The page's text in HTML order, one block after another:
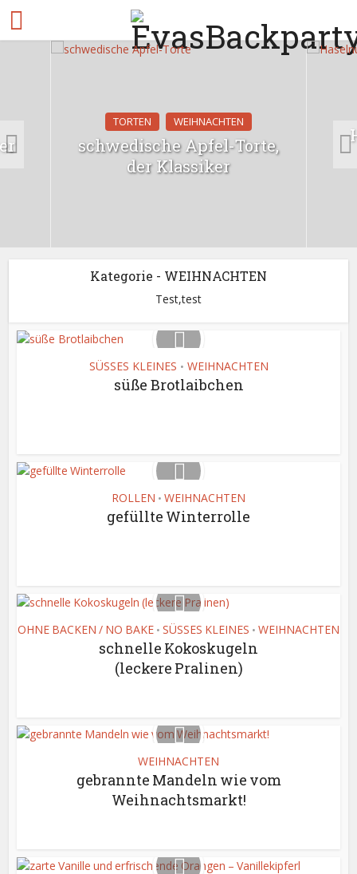
TORTEN WEIHNACHTEN
schwedische Apfel-Torte,
der Klassiker
Kategorie - WEIHNACHTEN
Test,test
SÜSSES KLEINES • WEIHNACHTEN
süße Brotlaibchen
ROLLEN • WEIHNACHTEN
gefüllte Winterrolle
OHNE BACKEN / NO BAKE • SÜSSES KLEINES • WEIHNACHTEN
schnelle Kokoskugeln
(leckere Pralinen)
WEIHNACHTEN
gebrannte Mandeln wie vom
Weihnachtsmarkt!